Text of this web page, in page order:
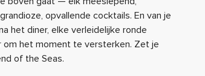
opvallende cocktails. En van je
het diner, elke verleidelijke ronde
het moment te versterken. Zet je
of the Seas.